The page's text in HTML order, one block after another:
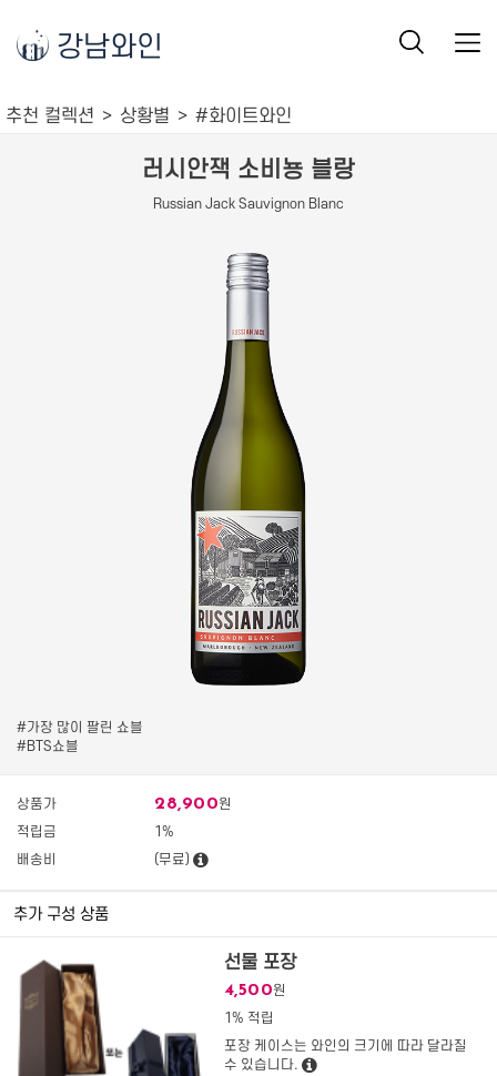
강남와인
추천 컬렉션 상황별 #화이트와인
러시안잭 소비뇽 블랑
Russian Jack Sauvignon Blanc
#가장 많이 팔린 쇼블
#BTS쇼블
상품가 28,900원
적립금
1%
배송비
(무료)
추가 구성 상품
선물 포장
4,500원
1% 적립
포장 케이스는 와인의 크기에 따라 달라질
수 있습니다.